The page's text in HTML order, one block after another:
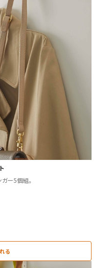
ー5個組。
る